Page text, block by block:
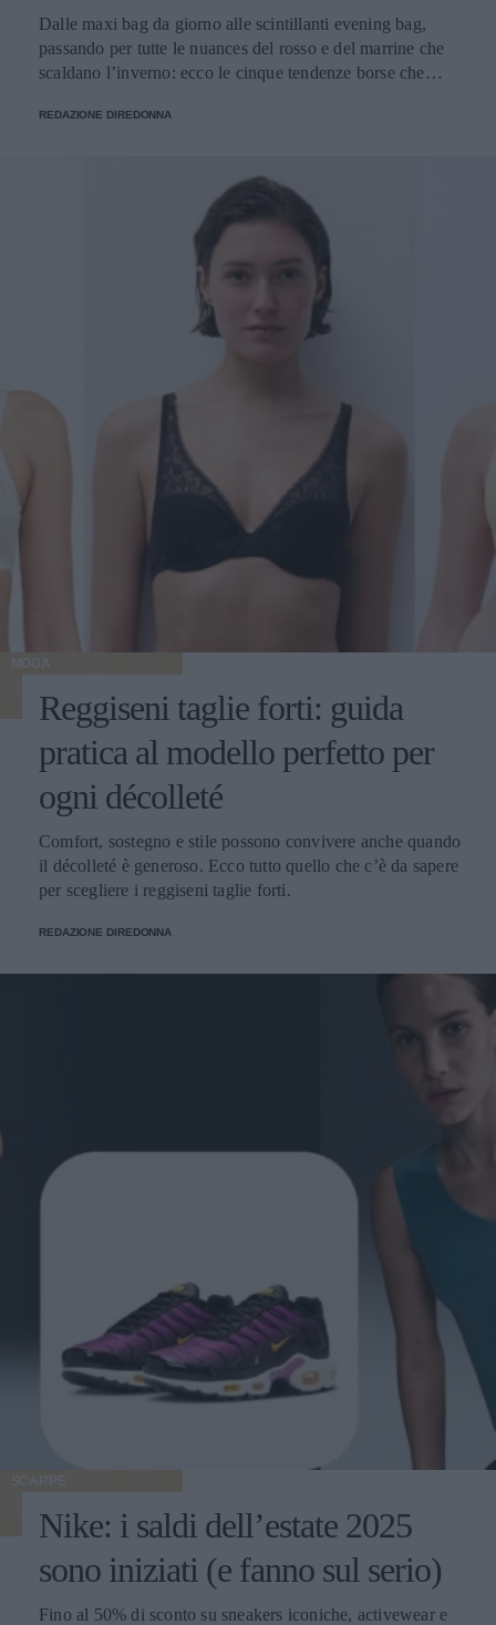
Dalle maxi bag da giorno alle scintillanti evening bag,
passando per tutte le nuances del rosso e del marrine che
scaldano l’inverno: ecco le cinque tendenze borse che
REDAZIONE DIREDONNA
MODA
Reggiseni taglie forti: guida
pratica al modello perfetto per
ogni décolleté
Comfort, sostegno e stile possono convivere anche quando
il décolleté è generoso. Ecco tutto quello che c’è da sapere
per scegliere i reggiseni taglie forti.
REDAZIONE DIREDONNA
SCARPE
Nike: i saldi dell’estate 2025
sono iniziati (e fanno sul serio)
Fino al 50% di sconto su sneakers iconiche, activewear e